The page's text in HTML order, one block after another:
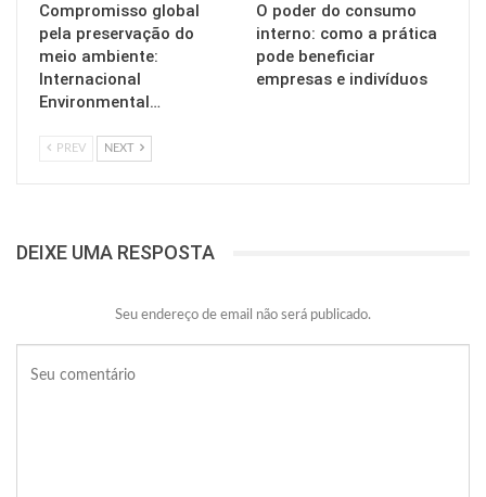
Compromisso global
pela preservação do
meio ambiente:
Internacional
Environmental…
O poder do consumo
interno: como a prática
pode beneficiar
empresas e indivíduos
PREV NEXT
DEIXE UMA RESPOSTA
Seu endereço de email não será publicado.